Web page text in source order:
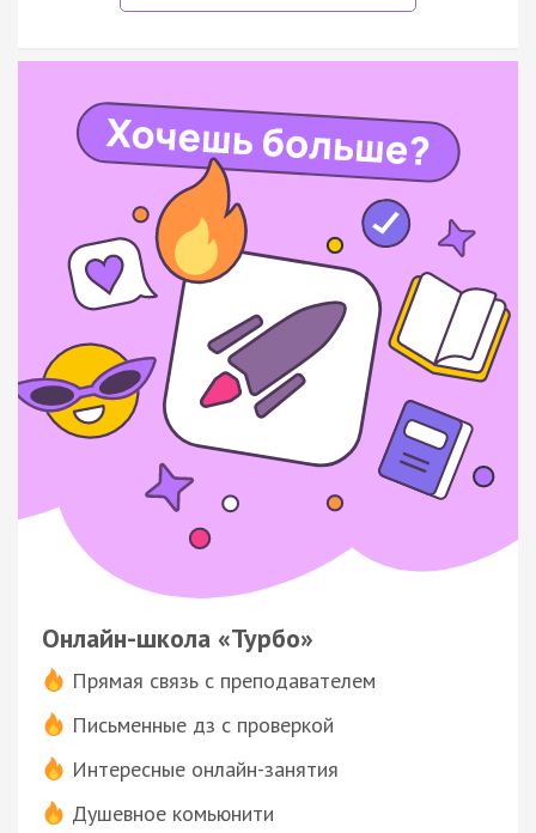
Онлайн-школа «Турбо»
Прямая связь с преподавателем
Письменные дз с проверкой
Интересные онлайн-занятия
Душевное комьюнити